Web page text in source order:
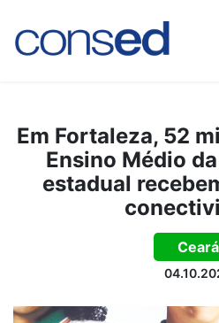
Em Fortaleza, 52
Ensino Médio
estadual
Ceará